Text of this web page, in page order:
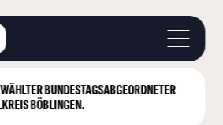
BUNDESTAGS­ABGEORDNETER
BÖBLINGEN.
STARTSEITE